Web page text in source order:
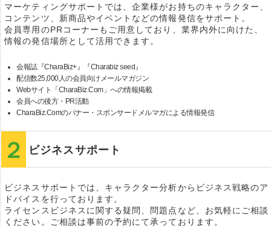
マーケティングサポートでは、企業様がお持ちのキャラクター、
コンテンツ、新商品やイベントなどの情報発信をサポート。
会員専用のPRコーナーもご用意しており、業界内外に向けた、
情報の発信場所として活用できます。
会報誌『CharaBiz+』『Charabiz seed』
配信数25,000人の会員向けメールマガジン
Webサイト「CharaBiz.Com」への情報掲載
会員への後方・PR活動
CharaBiz.Comのバナー・スポンサードメルマガによる情報発信
ビジネスサポート
ビジネスサポートでは、キャラクター分析からビジネス戦略のア
ドバイスを行っております。
ライセンスビジネスに関する疑問、問題点など、お気軽にご相談
ください。ご相談は事前の予約にて承っております。